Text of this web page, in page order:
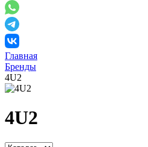
Главная
Бренды
4U2
4U2